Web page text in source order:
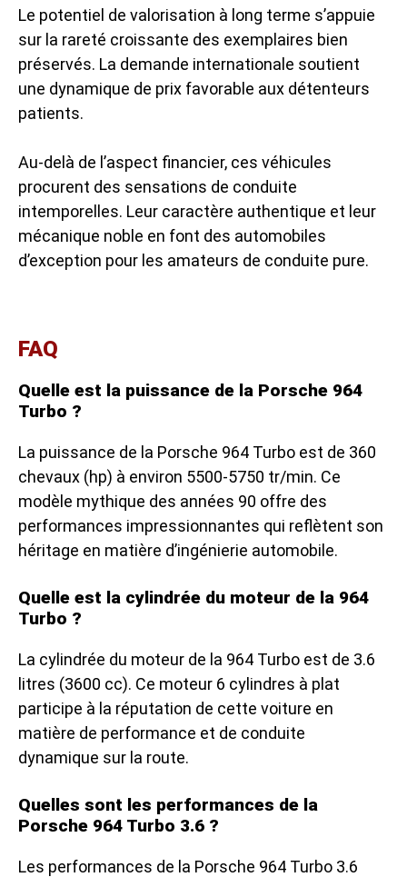
Le potentiel de valorisation à long terme s’appuie
sur la rareté croissante des exemplaires bien
préservés. La demande internationale soutient
une dynamique de prix favorable aux détenteurs
patients.
Au-delà de l’aspect financier, ces véhicules
procurent des sensations de conduite
intemporelles. Leur caractère authentique et leur
mécanique noble en font des automobiles
d’exception pour les amateurs de conduite pure.
FAQ
Quelle est la puissance de la Porsche 964
Turbo ?
La puissance de la Porsche 964 Turbo est de 360
chevaux (hp) à environ 5500-5750 tr/min. Ce
modèle mythique des années 90 offre des
performances impressionnantes qui reflètent son
héritage en matière d’ingénierie automobile.
Quelle est la cylindrée du moteur de la 964
Turbo ?
La cylindrée du moteur de la 964 Turbo est de 3.6
litres (3600 cc). Ce moteur 6 cylindres à plat
participe à la réputation de cette voiture en
matière de performance et de conduite
dynamique sur la route.
Quelles sont les performances de la
Porsche 964 Turbo 3.6 ?
Les performances de la Porsche 964 Turbo 3.6